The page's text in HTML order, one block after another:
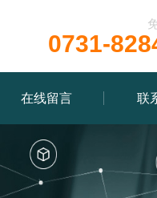
0731-
在线留言 联